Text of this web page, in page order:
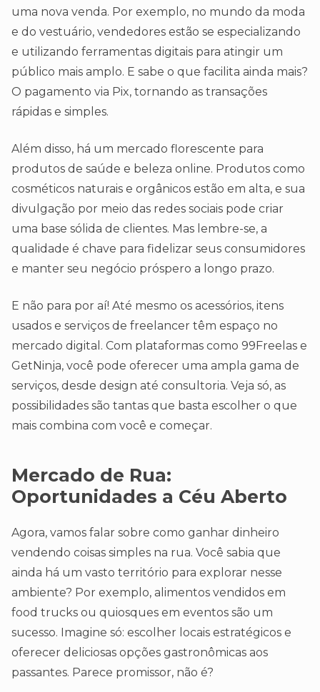
uma nova venda. Por exemplo, no mundo da moda
e do vestuário, vendedores estão se especializando
e utilizando ferramentas digitais para atingir um
público mais amplo. E sabe o que facilita ainda mais?
O pagamento via Pix, tornando as transações
rápidas e simples.
Além disso, há um mercado florescente para
produtos de saúde e beleza online. Produtos como
cosméticos naturais e orgânicos estão em alta, e sua
divulgação por meio das redes sociais pode criar
uma base sólida de clientes. Mas lembre-se, a
qualidade é chave para fidelizar seus consumidores
e manter seu negócio próspero a longo prazo.
E não para por aí! Até mesmo os acessórios, itens
usados e serviços de freelancer têm espaço no
mercado digital. Com plataformas como 99Freelas e
GetNinja, você pode oferecer uma ampla gama de
serviços, desde design até consultoria. Veja só, as
possibilidades são tantas que basta escolher o que
mais combina com você e começar.
Mercado de Rua:
Oportunidades a Céu Aberto
Agora, vamos falar sobre como ganhar dinheiro
vendendo coisas simples na rua. Você sabia que
ainda há um vasto território para explorar nesse
ambiente? Por exemplo, alimentos vendidos em
food trucks ou quiosques em eventos são um
sucesso. Imagine só: escolher locais estratégicos e
oferecer deliciosas opções gastronômicas aos
passantes. Parece promissor, não é?